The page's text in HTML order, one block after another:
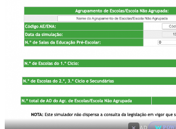
AD